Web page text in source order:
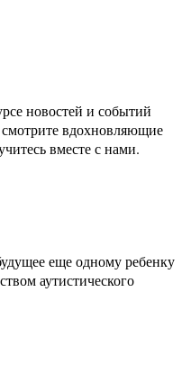
новостей и событий
вдохновляющие
вместе с нами.
еще одному ребенку
аутистического